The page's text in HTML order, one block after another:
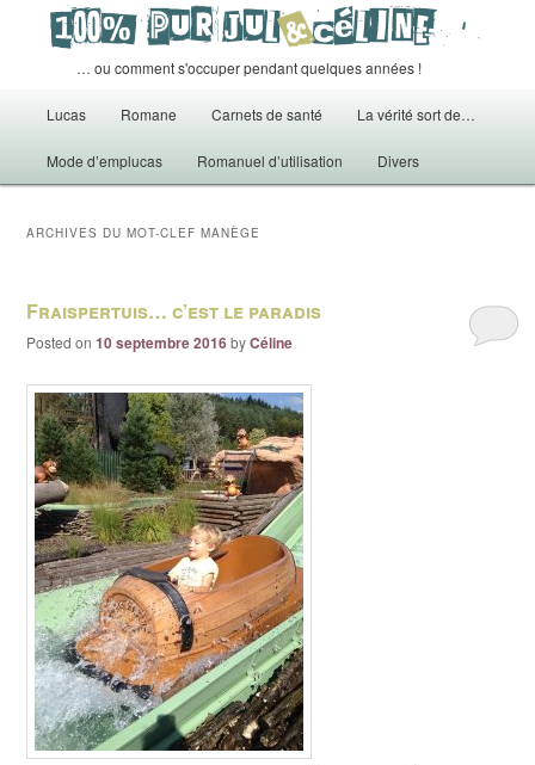
… ou comment s'occuper pendant quelques années !
Aller au contenu principal
Aller au contenu secondaire
Lucas Romane Carnets de santé La vérité sort de…
Mode d’emplucas Romanuel d’utilisation Divers
ARCHIVES DU MOT-CLEFMANÈGE
Fraispertuis… c’est le paradis
Posted on10 septembre 2016byCéline